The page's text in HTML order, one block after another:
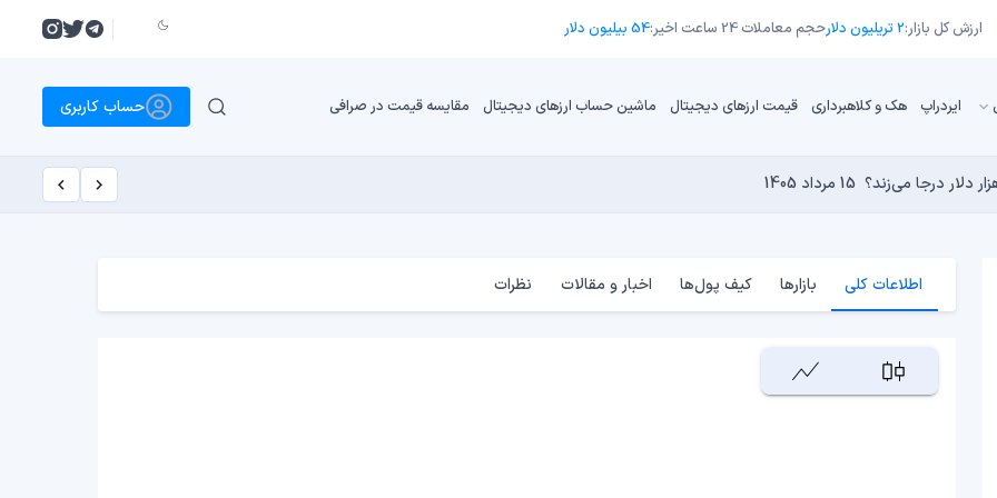
ارزش کل بازار:2 تریلیون دلار حجم معاملات 24 ساعت اخیر: 54 بیلیون دلار
ایردراپ هک و کلاهبرداری قیمت ارزهای دیجیتال ماشین حساب ارزهای دیجیتال مقایسه قیمت در صرافی حساب کاربری
15 مرداد 1405
به پایان رسیده است؟ 14 مرداد 1405 14 مرداد 1405 13 مرداد 1405 کریپتو تبدیل شدند؟ 13 مرداد 1405
اطلاعات کلی بازارها کیف پول‌ها اخبار و مقالات نظرات